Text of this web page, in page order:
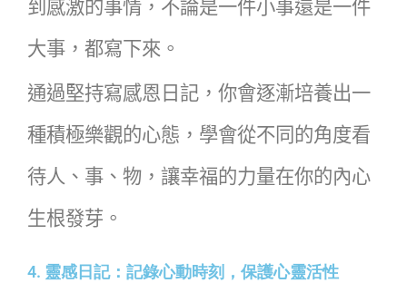
到感激的事情，不論是一件小事還是一件
大事，都寫下來。
通過堅持寫感恩日記，你會逐漸培養出一
種積極樂觀的心態，學會從不同的角度看
待人、事、物，讓幸福的力量在你的內心
生根發芽。
4. 靈感日記：記錄心動時刻，保護心靈活性